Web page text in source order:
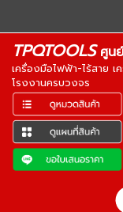
TPQTOOLSศูนย์
เครื่องมือไฟฟ้า-ไร้สาย
โรงงานครบวงจร